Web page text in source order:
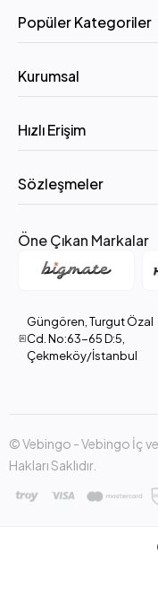
Popüler Kategoriler
Kurumsal
Hızlı Erişim
Sözleşmeler
Öne Çıkan Markalar
Güngören, Turgut Özal
Cd. No:63-65 D:5,
Çekmeköy/İstanbul
© Vebingo - Vebingo İç
Hakları Saklıdır.